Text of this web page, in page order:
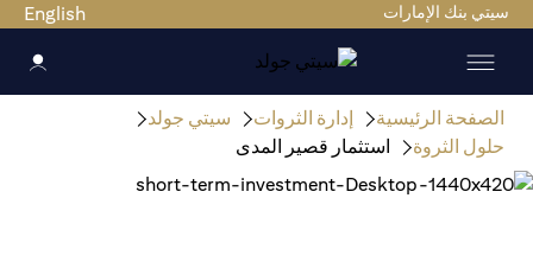
سيتي بنك الإمارات English
الصفحة الرئيسية إدارة الثروات
سيتي جولد
حلول الثروة
استثمار قصير المدى